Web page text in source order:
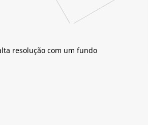
resolução com um fundo